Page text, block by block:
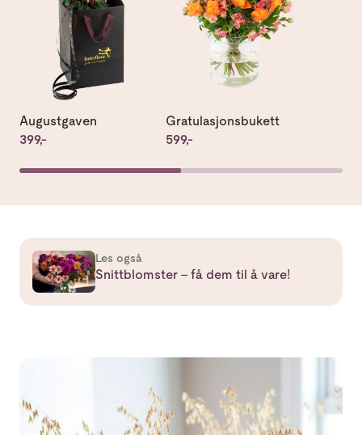
Augustgaven
399,-
Gratulasjonsbukett
599,-
Les mer om Snittblomster – få dem til å vare!
Les også
Snittblomster – få dem til å vare!